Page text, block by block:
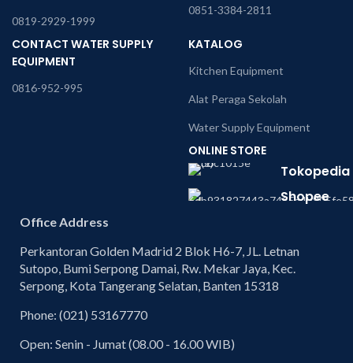
0819-2929-1999
0851-3384-2811
CONTACT WATER SUPPLY
EQUIPMENT
0816-952-995
KATALOG
Kitchen Equipment
Alat Peraga Sekolah
Water Supply Equipment
ONLINE STORE
Tokopedia
Shopee
Office Address
Perkantoran Golden Madrid 2 Blok H6-7, JL. Letnan
Sutopo, Bumi Serpong Damai, Rw. Mekar Jaya, Kec.
Serpong, Kota Tangerang Selatan, Banten 15318
Phone: (021) 53167770
Open: Senin - Jumat (08.00 - 16.00 WIB)